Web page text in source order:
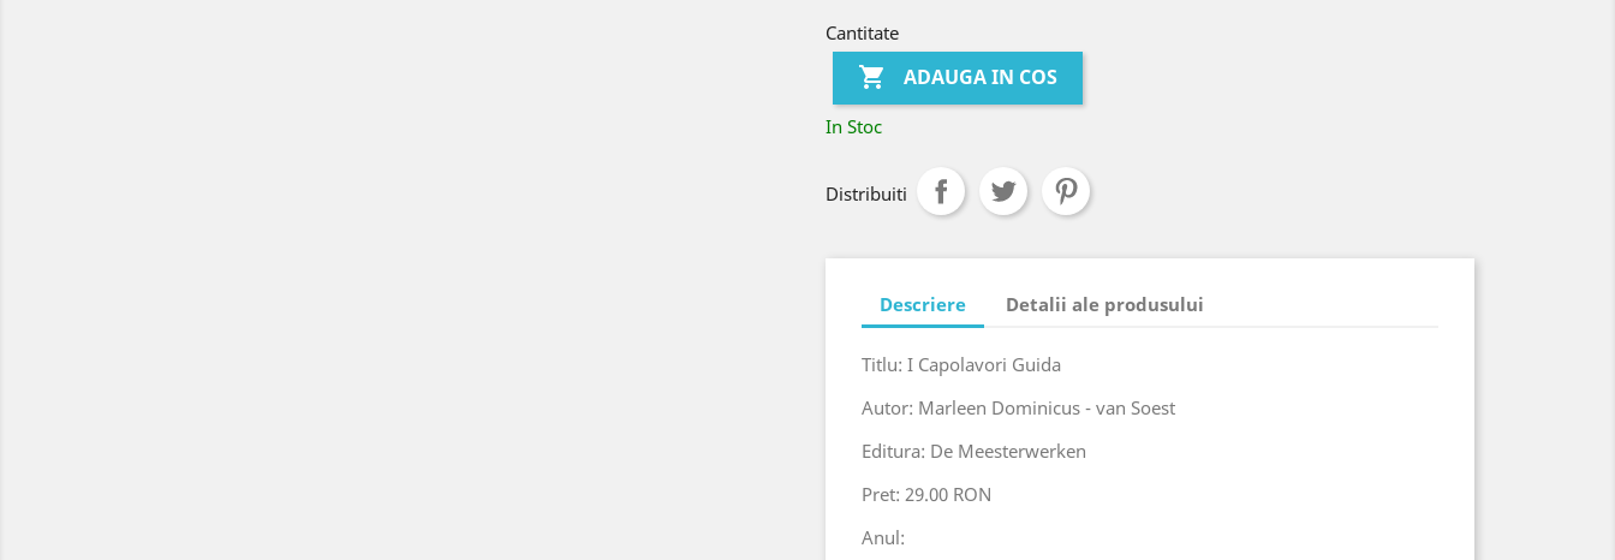
Cantitate
 ADAUGA IN COS
In Stoc
Distribuiti
Descriere Detalii ale produsului
Titlu: I Capolavori Guida
Autor: Marleen Dominicus - van Soest
Editura: De Meesterwerken
Pret: 29.00 RON
Anul: